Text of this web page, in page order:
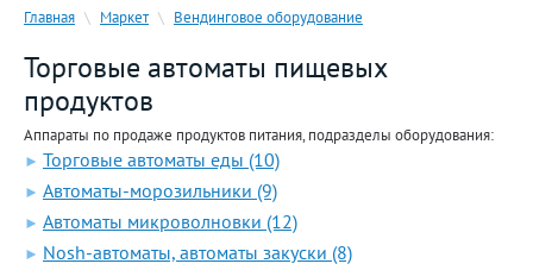
Главная \ Маркет \ Вендинговое оборудование
Торговые автоматы пищевых
продуктов
Аппараты по продаже продуктов питания, подразделы оборудования:
► Торговые автоматы еды (10)
► Автоматы-морозильники (9)
► Автоматы микроволновки (12)
► Nosh-автоматы, автоматы закуски (8)